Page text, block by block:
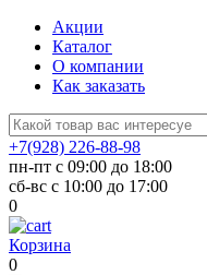
Акции
Каталог
О компании
Как заказать
+7(928) 226-88-98
пн-пт с 09:00 до 18:00
сб-вс с 10:00 до 17:00
0
Корзина
0